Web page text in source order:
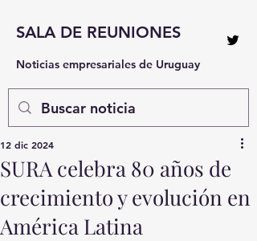
SALA DE REUNIONES
Noticias empresariales de Uruguay
SURA celebra 80 años de
crecimiento y evolución en
América Latina
12 dic 2024